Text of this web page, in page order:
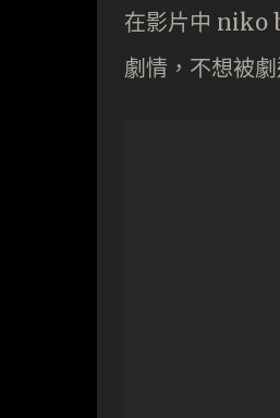
在影片中 niko
劇情，不想被